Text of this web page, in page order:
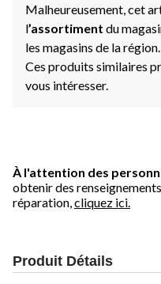
Malheureusement, cet
l’assortiment du
les magasins de la région.
Ces produits similaires
vous intéresser.
À l'attention des
obtenir des
réparation, cliquez ici.
Produit Détails